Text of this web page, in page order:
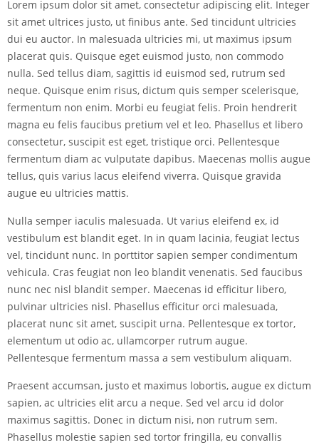
Lorem ipsum dolor sit amet, consectetur adipiscing elit. Integer
sit amet ultrices justo, ut finibus ante. Sed tincidunt ultricies
dui eu auctor. In malesuada ultricies mi, ut maximus ipsum
placerat quis. Quisque eget euismod justo, non commodo
nulla. Sed tellus diam, sagittis id euismod sed, rutrum sed
neque. Quisque enim risus, dictum quis semper scelerisque,
fermentum non enim. Morbi eu feugiat felis. Proin hendrerit
magna eu felis faucibus pretium vel et leo. Phasellus et libero
consectetur, suscipit est eget, tristique orci. Pellentesque
fermentum diam ac vulputate dapibus. Maecenas mollis augue
tellus, quis varius lacus eleifend viverra. Quisque gravida
augue eu ultricies mattis.
Nulla semper iaculis malesuada. Ut varius eleifend ex, id
vestibulum est blandit eget. In in quam lacinia, feugiat lectus
vel, tincidunt nunc. In porttitor sapien semper condimentum
vehicula. Cras feugiat non leo blandit venenatis. Sed faucibus
nunc nec nisl blandit semper. Maecenas id efficitur libero,
pulvinar ultricies nisl. Phasellus efficitur orci malesuada,
placerat nunc sit amet, suscipit urna. Pellentesque ex tortor,
elementum ut odio ac, ullamcorper rutrum augue.
Pellentesque fermentum massa a sem vestibulum aliquam.
Praesent accumsan, justo et maximus lobortis, augue ex dictum
sapien, ac ultricies elit arcu a neque. Sed vel arcu id dolor
maximus sagittis. Donec in dictum nisi, non rutrum sem.
Phasellus molestie sapien sed tortor fringilla, eu convallis